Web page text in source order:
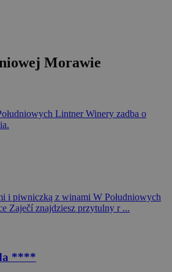
Morawie
Lintner Winery zadba o
i piwniczką z winami W Południowych
Zaječí znajdziesz przytulny r ...
****